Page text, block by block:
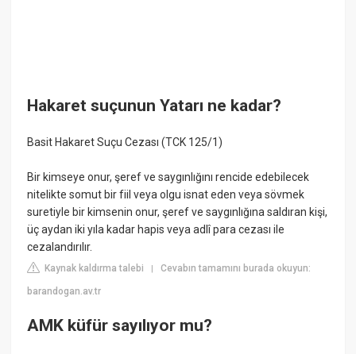
Hakaret suçunun Yatarı ne kadar?
Basit Hakaret Suçu Cezası (TCK 125/1)
Bir kimseye onur, şeref ve saygınlığını rencide edebilecek
nitelikte somut bir fiil veya olgu isnat eden veya sövmek
suretiyle bir kimsenin onur, şeref ve saygınlığına saldıran kişi,
üç aydan iki yıla kadar hapis veya adlî para cezası ile
cezalandırılır.
Kaynak kaldırma talebi |Cevabın tamamını burada okuyun:
barandogan.av.tr
AMK küfür sayılıyor mu?